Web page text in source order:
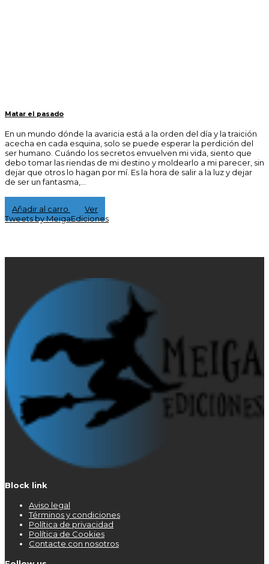
Matar el pasado
En un mundo dónde la avaricia está a la orden del día y la traición
acecha en cada esquina, solo se puede esperar la perdición del
ser humano. Cuándo los secretos envuelven mi vida, siento que
debo tomar las riendas de mi destino y moldearlo a mi parecer, sin
dejar que otros lo hagan por mí. Es la hora de salir a la luz y dejar
de ser un fantasma,...
15,00 €
Añadir al carro
Ver
Tweets by MeigaEdiciones
Block link
Aviso legal
Términos y condiciones
Política de privacidad
Política de Cookies
Contacte con nosotros